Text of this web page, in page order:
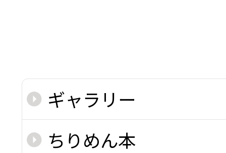
ギャラリー
ちりめん本